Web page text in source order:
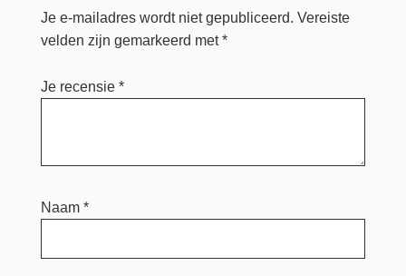
Je e-mailadres wordt niet gepubliceerd. Vereiste
velden zijn gemarkeerd met*
Je recensie *
Naam *